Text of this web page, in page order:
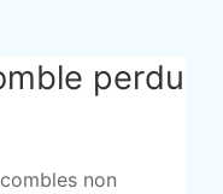
perdu
non